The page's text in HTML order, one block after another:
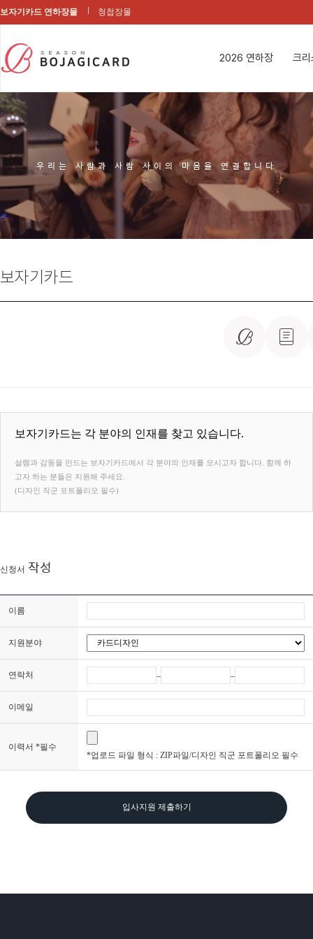
보자기카드 연하장몰 청첩장몰
2026 연하장 크
우리는 사람과 사람 사이의 마음을 연결합니다
보자기카드
보자기카드는 각 분야의 인재를 찾고 있습니다.
설렘과 감동을 만드는 보자기카드에서 각 분야의 인재를 모시고자 합니다. 함께 하
고자 하는 분들은 지원해 주세요.
(디자인 직군 포트폴리오 필수)
신청서 작성
이름
지원분야
연락처 – –
이메일
이력서 *필수
*업로드 파일 형식 : ZIP파일/디자인 직군 포트폴리오 필수
입사지원 제출하기